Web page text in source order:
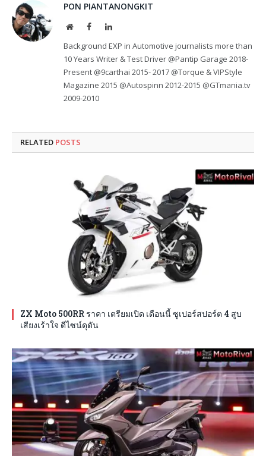
PON PIANTANONGKIT
WebsiteFacebookLinkedIn
Background EXP in Automotive journalists more than
10 Years Writer & Test Driver @Pantip Garage 2018-
Present @9carthai 2015- 2017 @Torque & VIPStyle
Magazine 2015 @Autospinn 2012-2015 @GTmania.tv
2009-2010
RELATED POSTS
ZX Moto 500RR ราคา เตรียมเปิด เดือนนี้ ซูเปอร์สปอร์ต 4 สูบ
เสียงเร้าใจ ดีไซน์ดุดัน